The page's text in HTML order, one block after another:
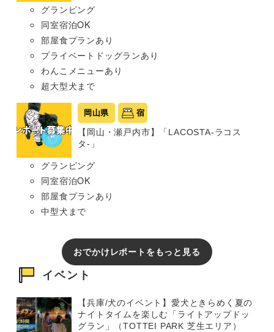
グランピング
同室宿泊OK
部屋食プランあり
プライベートドッグランあり
わんこメニューあり
超大型犬まで
岡山県 宿
【岡山・瀬戸内市】「LACOSTA-ラコス
タ-」
グランピング
同室宿泊OK
部屋食プランあり
中型犬まで
おでかけレポートをもっと見る
イベント
【兵庫/犬のイベント】愛犬ときらめく夏の
ナイトタイムを楽しむ「ライトアップドッ
グラン」（TOTTEI PARK 芝生エリア）